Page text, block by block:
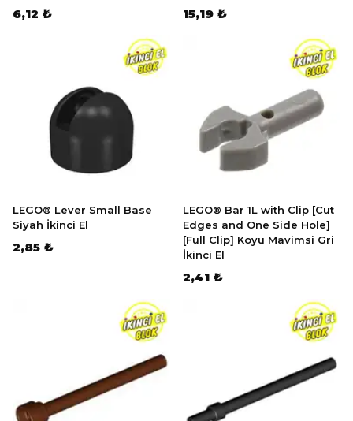
6,12 ₺ 15,19 ₺
LEGO® Lever Small Base
Siyah İkinci El
2,85 ₺
LEGO® Bar 1L with Clip [Cut
Edges and One Side Hole]
[Full Clip] Koyu Mavimsi Gri
İkinci El
2,41 ₺